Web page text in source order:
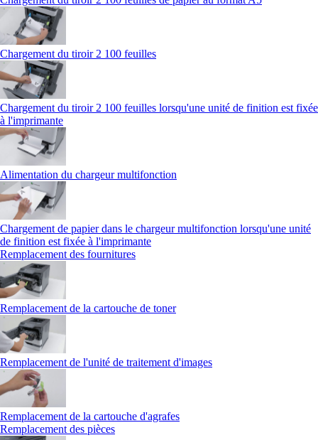
Chargement du tiroir 2 100 feuilles
Chargement du tiroir 2 100 feuilles lorsqu'une unité de finition est fixée
à l'imprimante
Alimentation du chargeur multifonction
Chargement de papier dans le chargeur multifonction lorsqu'une unité
de finition est fixée à l'imprimante
Remplacement des fournitures
Remplacement de la cartouche de toner
Remplacement de l'unité de traitement d'images
Remplacement de la cartouche d'agrafes
Remplacement des pièces